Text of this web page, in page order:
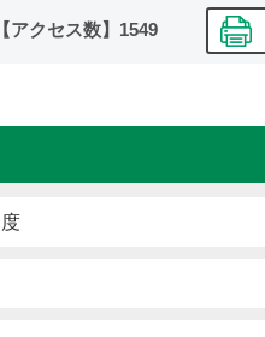
【アクセス数】 1549